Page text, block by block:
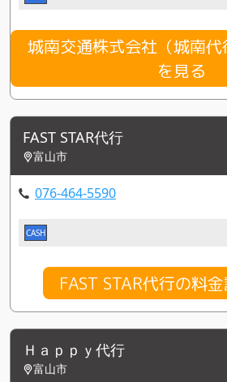
城南交通株式会社（城南
を見る
FAST STAR代行
富山市
076-464-5590
CASH
FAST STAR代行の料
Ｈａｐｐｙ代行
富山市